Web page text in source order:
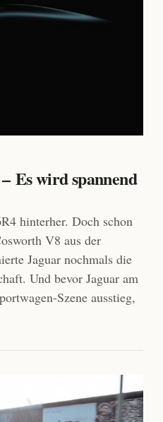
Es wird spannend
hinterher. Doch schon
V8 aus der
Jaguar nochmals die
Und bevor Jaguar am
Szene ausstieg,